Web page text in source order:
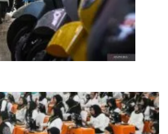
yang beredar Indonesia